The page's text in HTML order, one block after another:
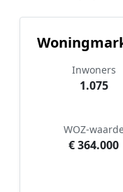
Inwoners
1.075
WOZ-
€ 364.000